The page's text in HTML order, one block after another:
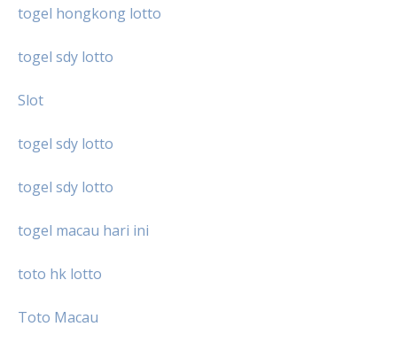
togel hongkong lotto
togel sdy lotto
Slot
togel sdy lotto
togel sdy lotto
togel macau hari ini
toto hk lotto
Toto Macau